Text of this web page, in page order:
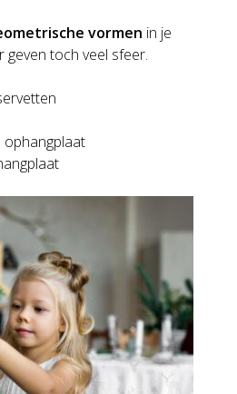
vormen in je
geven toch veel sfeer.